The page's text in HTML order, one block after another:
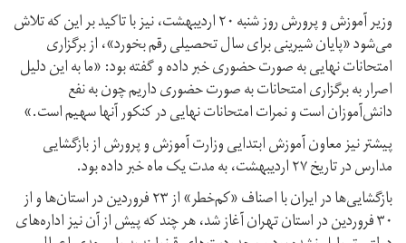
وزیر آموزش و پرورش روز شنبه ۲۰ اردیبهشت، نیز با تاکید بر این که تلاش
می‌شود «پایان شیرینی برای سال تحصیلی رقم بخورد»، از برگزاری
امتحانات نهایی به صورت حضوری خبر داده و گفته بود: «ما به این دلیل
اصرار به برگزاری امتحانات به صورت حضوری داریم چون به نفع
دانش‌آموزان است و نمرات امتحانات نهایی در کنکور آنها سهیم است.»
پیشتر نیز معاون آموزش ابتدایی وزارت آموزش و پرورش از بازگشایی
مدارس در تاریخ ۲۷ اردیبهشت، به مدت یک ماه خبر داده بود.
بازگشایی‌ها در ایران با اصناف «کم‌خطر» از ۲۳ فروردین در استان‌ها و از
۳۰ فروردین در استان تهران آغاز شد، هر چند که پیش از آن نیز اداره‌های